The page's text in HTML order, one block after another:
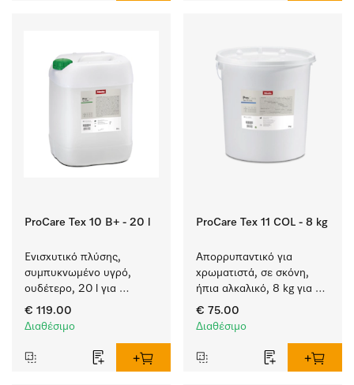
ProCare Tex 10 B+ - 20 l
Ενισχυτικό πλύσης,
συμπυκνωμένο υγρό,
ουδέτερο, 20 l για
αποτελεσματική
αφαίρεση των λιπαρών
€ 119.00
Διαθέσιμο
ProCare Tex 11 COL - 8 kg
Απορρυπαντικό για
χρωματιστά, σε σκόνη,
ήπια αλκαλικό, 8 kg για
πλύσιμο χρωματιστών
χωρίς να ξεθωριάζουν.
€ 75.00
Διαθέσιμο